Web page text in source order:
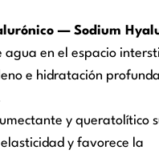
— Sodium
agua en el espacio
e hidratación profunda
y queratolítico
y favorece la